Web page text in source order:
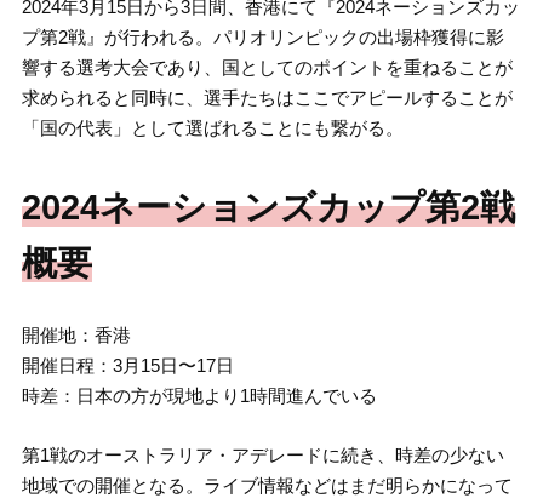
2024年3月15日から3日間、香港にて『2024ネーションズカッ
プ第2戦』が行われる。パリオリンピックの出場枠獲得に影
響する選考大会であり、国としてのポイントを重ねることが
求められると同時に、選手たちはここでアピールすることが
「国の代表」として選ばれることにも繋がる。
2024ネーションズカップ第2戦
概要
開催地：香港
開催日程：3月15日〜17日
時差：日本の方が現地より1時間進んでいる
第1戦のオーストラリア・アデレードに続き、時差の少ない
地域での開催となる。ライブ情報などはまだ明らかになって